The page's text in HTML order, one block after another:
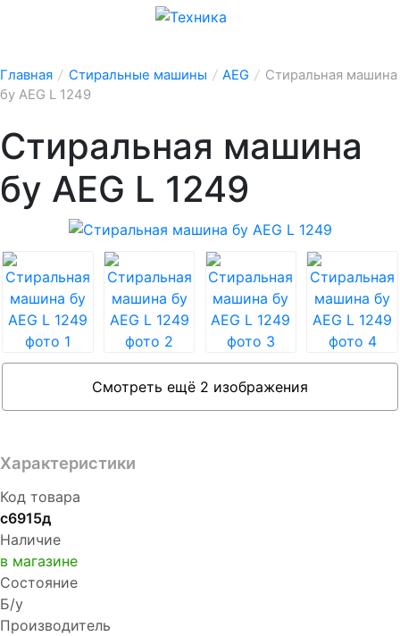
Главная / Стиральные машины / AEG / Стиральная машина
бу AEG L 1249
Стиральная машина
бу AEG L 1249
Смотреть ещё 2 изображения
Характеристики
Код товара
с6915д
Наличие
в магазине
Состояние
Б/у
Производитель